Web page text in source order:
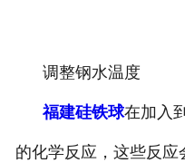
调整钢水温度
福建硅铁球在加入
的化学反应，这些反